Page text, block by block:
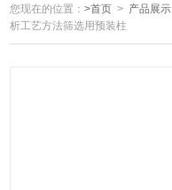
您现在的位置：>首页 > 产品展示
析工艺方法筛选用预装柱